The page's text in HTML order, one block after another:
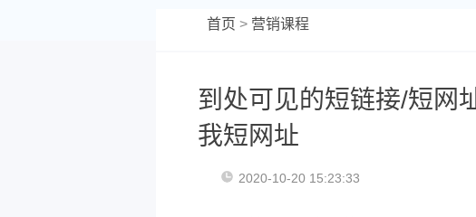
首页 > 营销课程
到处可见的短链接/短网
我短网址
2020-10-20 15:23:33